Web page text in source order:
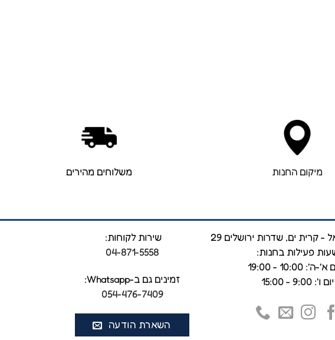
מיקום החנות משלוחים מהירים
- קרית ים, שדרות ירושלים 29
פעילות בחנות:
10:00 - 19:00
יום ו': 9:00 - 15:00
שירות לקוחות:
04-871-5558
זמינים גם ב-Whatsapp:
54-476-7409
‎0
השארת הודעה